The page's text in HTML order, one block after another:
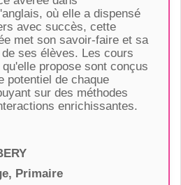
où elle a dispensé
avec succès, cette
met son savoir-faire et sa
ses élèves. Les cours
propose sont conçus
potentiel de chaque
sur des méthodes
enrichissantes.
Primaire